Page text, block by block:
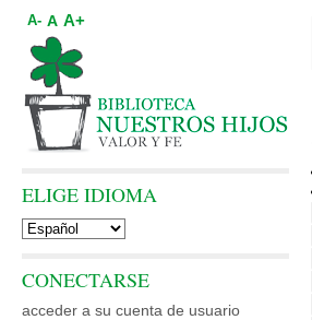
A- A A+
ELIGE IDIOMA
CONECTARSE
acceder a su cuenta de usuario